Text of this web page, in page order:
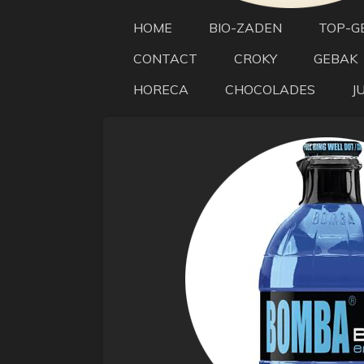
HOME BIO-ZADEN TOP-
CONTACT
CROKY GEBAK
HORECA
CHOCOLADES